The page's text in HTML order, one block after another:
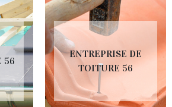
56
ENTREPRISE DE
TOITURE 56